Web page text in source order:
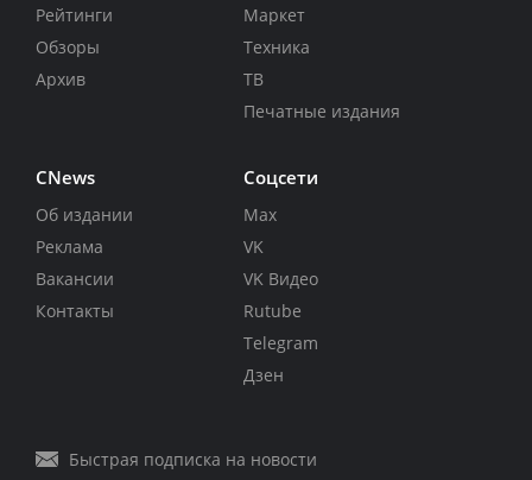
Рейтинги
Обзоры
Архив
Маркет
Техника
ТВ
Печатные издания
CNews
Об издании
Реклама
Вакансии
Контакты
Соцсети
Max
VK
VK Видео
Rutube
Telegram
Дзен
Быстрая подписка на новости